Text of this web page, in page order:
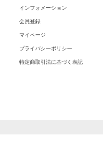
インフォメーション
会員登録
マイページ
プライバシーポリシー
特定商取引法に基づく表記